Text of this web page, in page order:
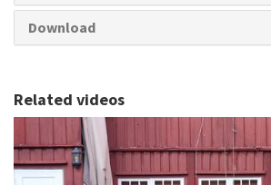
Download
Related videos